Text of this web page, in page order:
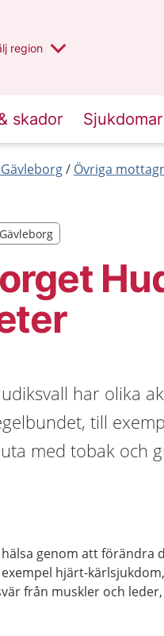
har valt region
en annan
region
skador
Övriga
har olika
till
med tobak och
genom att förändra
hjärt-
från muskler och